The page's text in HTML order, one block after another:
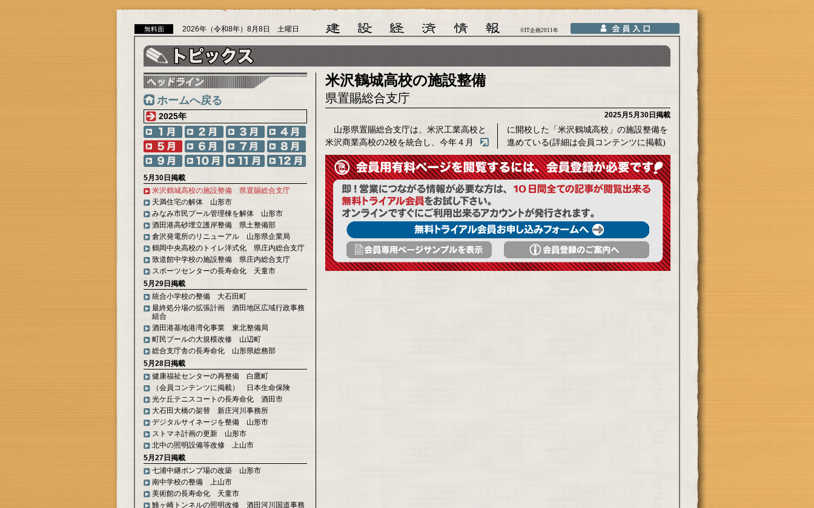
無料面 2026年（令和8年）8月8日 土曜日 ©IT企画2011年
ホームへ戻る
2025年
5月30日掲載
米沢鶴城高校の施設整備 県置賜総合支庁
天満住宅の解体 山形市
みなみ市民プール管理棟を解体 山形市
酒田港高砂埋立護岸整備 県土整備部
倉沢発電所のリニューアル 山形県企業局
鶴岡中央高校のトイレ洋式化 県庄内総合支庁
致道館中学校の施設整備 県庄内総合支庁
スポーツセンターの長寿命化 天童市
5月29日掲載
統合小学校の整備 大石田町
最終処分場の拡張計画 酒田地区広域行政事務
組合
酒田港基地港湾化事業 東北整備局
町民プールの大規模改修 山辺町
総合支庁舎の長寿命化 山形県総務部
5月28日掲載
健康福祉センターの再整備 白鷹町
（会員コンテンツに掲載） 日本生命保険
光ケ丘テニスコートの長寿命化 酒田市
大石田大橋の架替 新庄河川事務所
デジタルサイネージを整備 山形市
ストマネ計画の更新 山形市
北中の照明設備等改修 上山市
5月27日掲載
七浦中継ポンプ場の改築 山形市
南中学校の整備 上山市
美術館の長寿命化 天童市
鯵ヶ崎トンネルの照明改修 酒田河川国道事務
米沢鶴城高校の施設整備
県置賜総合支庁
2025月5月30日掲載
山形県置賜総合支庁は、米沢工業高校と
米沢商業高校の2校を統合し、今年４月
に開校した「米沢鶴城高校」の施設整備を
進めている(詳細は会員コンテンツに掲載)